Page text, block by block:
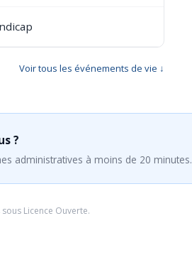
Voir tous les événements de vie ↓
?
administratives à moins de 20 minutes.
sous Licence Ouverte.